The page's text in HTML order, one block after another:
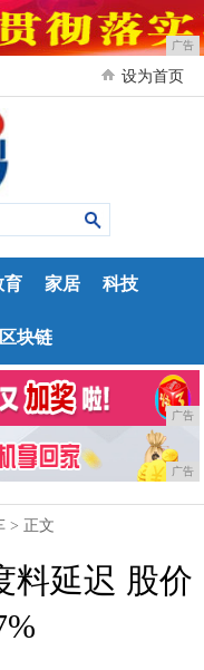
广告
设为首页
育 家居 科技
区块链
广告
广告
> 正文
料延迟 股价